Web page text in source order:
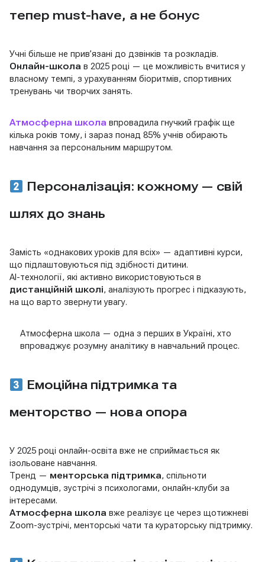
тепер must-have, а не бонус
Учні більше не прив’язані до дзвінків та розкладів.
Онлайн-школа в 2025 році — це можливість вчитися у
власному темпі, з урахуванням біоритмів, спортивних
тренувань чи творчих занять.
Атмосферна школа впровадила гнучкий графік ще
кілька років тому, і зараз понад 85% учнів обирають
навчання за персональним маршрутом.
Персоналізація: кожному — свій
шлях до знань
Замість «однакових уроків для всіх» — адаптивні курси,
що підлаштовуються під здібності дитини.
AI-технології, які активно використовуються в
дистанційній школі, аналізують прогрес і підказують,
на що варто звернути увагу.
Атмосферна школа — одна з перших в Україні, хто
впроваджує розумну аналітику в навчальний процес.
Емоційна підтримка та
менторство — нова опора
У 2025 році онлайн-освіта вже не сприймається як
ізольоване навчання.
Тренд — менторська підтримка, спільноти
однодумців, зустрічі з психологами, онлайн-клуби за
інтересами.
Атмосферна школа вже реалізує це через щотижневі
Zoom-зустрічі, менторські чати та кураторську підтримку.